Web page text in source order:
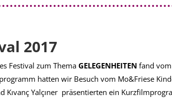
2017
Festival zum ThemaGELEGENHEITEN fand vom
hatten wir Besuch vom Mo&Friese
Kıvanç Yalçıner präsentierten ein